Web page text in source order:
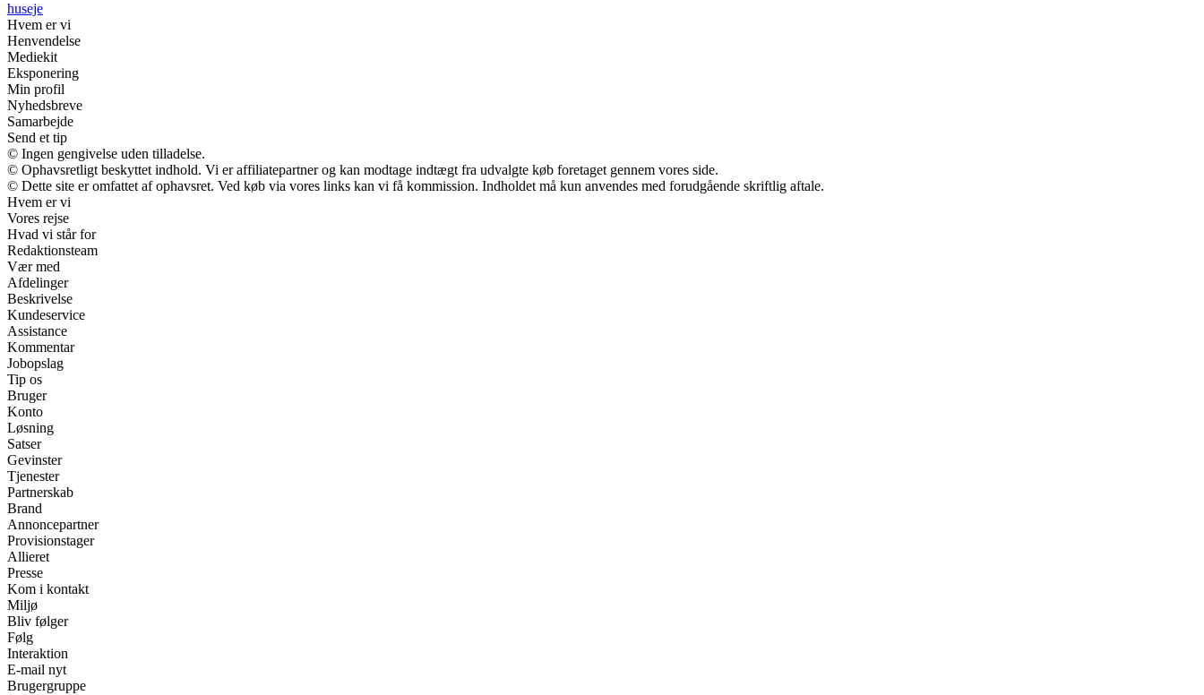
huseje
Hvem er vi
Henvendelse
Mediekit
Eksponering
Min profil
Nyhedsbreve
Samarbejde
Send et tip
© Ingen gengivelse uden tilladelse.
© Ophavsretligt beskyttet indhold. Vi er affiliatepartner og kan modtage indtægt fra udvalgte køb foretaget gennem vores side.
© Dette site er omfattet af ophavsret. Ved køb via vores links kan vi få kommission. Indholdet må kun anvendes med forudgående skriftlig aftale.
Hvem er vi
Vores rejse
Hvad vi står for
Redaktionsteam
Vær med
Afdelinger
Beskrivelse
Kundeservice
Assistance
Kommentar
Jobopslag
Tip os
Bruger
Konto
Løsning
Satser
Gevinster
Tjenester
Partnerskab
Brand
Annoncepartner
Provisionstager
Allieret
Presse
Kom i kontakt
Miljø
Bliv følger
Følg
Interaktion
E-mail nyt
Brugergruppe